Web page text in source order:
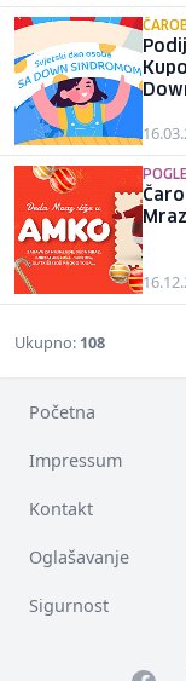
Ukupno: 108
Početna
Impressum
Kontakt
Oglašavanje
Sigurnost